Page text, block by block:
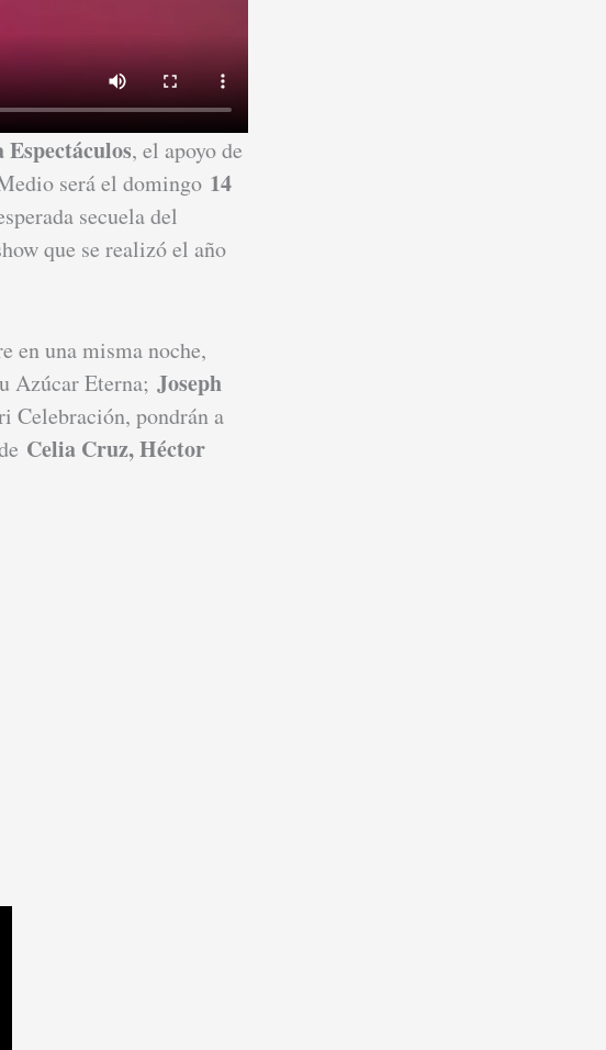
, el apoyo de
será el domingo 14
secuela del
que se realizó el año
en una misma noche,
Azúcar Eterna;Joseph
Celebración, pondrán a
Celia Cruz, Héctor